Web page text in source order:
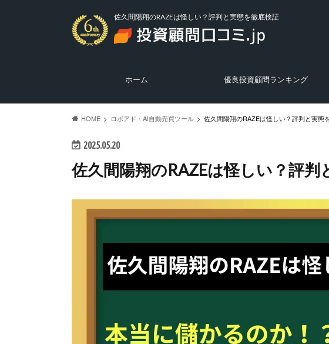
佐久間陽翔のRAZEは怪しい？評判と実態を徹底検証
ホーム
優良投資顧問ランキング
HOME ロボアド・AI自動売買ツール 佐久間陽翔のRAZEは怪しい？評判と実態
2025.05.20
佐久間陽翔のRAZEは怪しい？評判